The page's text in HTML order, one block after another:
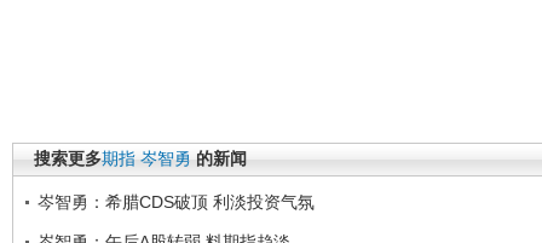
搜索更多期指 岑智勇 的新闻
岑智勇：希腊CDS破顶 利淡投资气氛